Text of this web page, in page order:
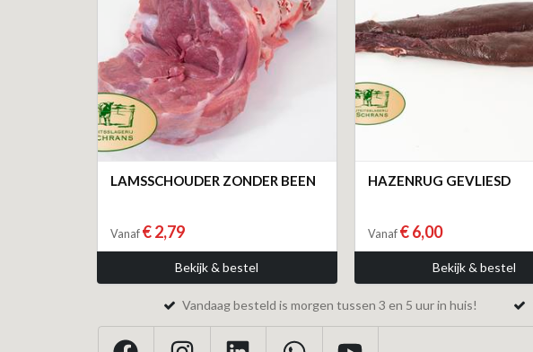
LAMSSCHOUDER ZONDER BEEN
Vanaf € 2,79
Bekijk & bestel
HAZENRUG GEVLIESD
Vanaf € 6,00
Bekijk & bestel
Vandaag besteld is morgen tussen 3 en 5 uur in huis!